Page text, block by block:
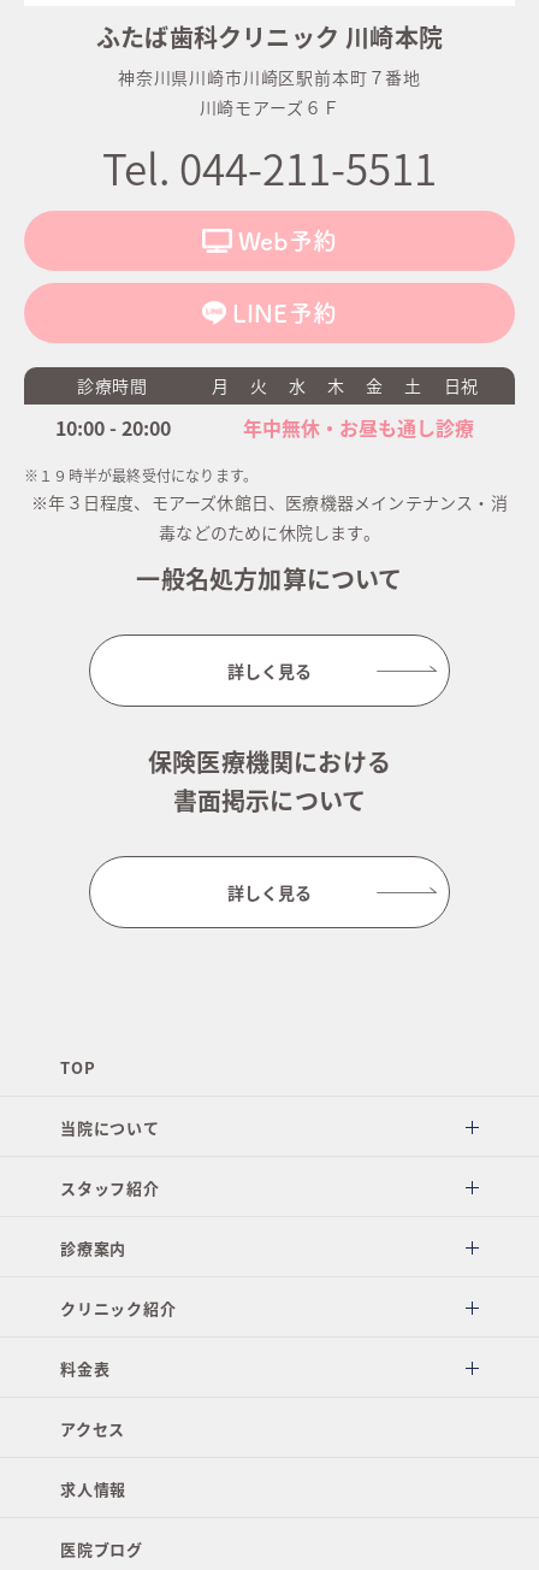
ふたば歯科クリニック 川崎本院
神奈川県川崎市川崎区駅前本町７番地
川崎モアーズ６Ｆ
Tel. 044-211-5511
Web予約
LINE予約
診療時間 月 火 水 木 金 土 日祝
10:00 - 20:00 年中無休・お昼も通し診療
※１９時半が最終受付になります。
※年３日程度、モアーズ休館日、医療機器メインテナンス・消
毒などのために休院します。
一般名処方加算について
詳しく見る
保険医療機関における
書面掲示について
詳しく見る
TOP
当院について
スタッフ紹介
診療案内
クリニック紹介
料金表
アクセス
求人情報
医院ブログ